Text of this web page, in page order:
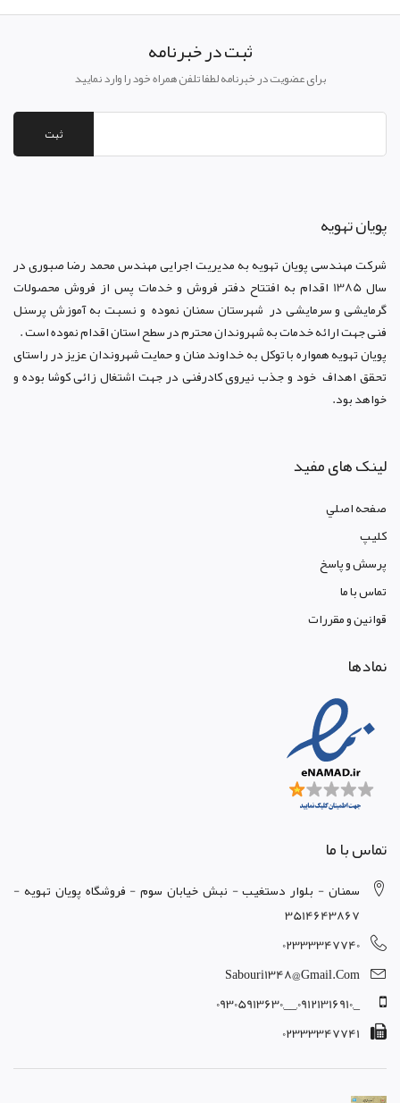
ثبت در خبرنامه
برای عضویت در خبرنامه لطفا تلفن همراه خود را وارد نمایید
ثبت
پويان تهويه
شرکت مهندسی پویان تهویهبه مدیریت اجرایی مهندس محمد رضا صبوری در
سال 1385 اقدام به افتتاح دفتر فروش و خدمات پس از فروش محصولات
گرمایشی و سرمایشی در شهرستان سمنان نموده و نسبت به آموزش پرسنل
فنی جهت ارائه خدمات به شهروندان محترم در سطح استان اقدام نموده است .
پویان تهویه همواره با توکل به خداوند منان و حمایت شهروندان عزیز در راستای
تحقق اهداف خود و جذب نیروی کادرفنی در جهت اشتغال زائی کوشا بوده و
خواهد بود.
لینک های مفید
صفحه اصلي
کليپ
پرسش و پاسخ
تماس با ما
قوانين و مقررات
نمادها
تماس با ما
سمنان - بلوار دستغيب - نبش خيابان سوم - فروشگاه پويان تهويه -
3514643867
02333347740
Sabouri1348@gmail.com
_,09121316910,__,09305913630
02333347741